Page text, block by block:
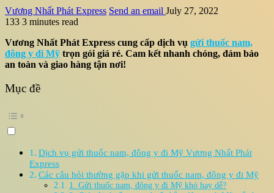
Vương Nhất Phát Express Send an email July 27, 2022
133 3 minutes read
Vương Nhất Phát Express cung cấp dịch vụ gửi thuốc nam,
đông y đi Mỹ trọn gói giá rẻ. Cam kết nhanh chóng, đảm bảo
an toàn và giao hàng tận nơi!
Mục đề
Dịch vụ gửi thuốc nam, đông y đi Mỹ Vương Nhất Phát
Express
Các câu hỏi thường gặp khi gửi thuốc nam, đông y đi Mỹ
1. Gửi thuốc nam, đông y đi Mỹ khó hay dễ?